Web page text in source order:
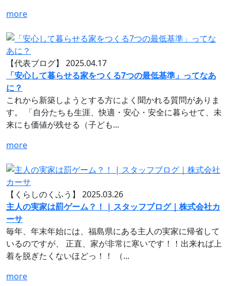
more
【代表ブログ】 2025.04.17
「安心して暮らせる家をつくる7つの最低基準」ってなあ
に？
これから新築しようとする方によく聞かれる質問がありま
す。 「自分たちも生涯、快適・安心・安全に暮らせて、未
来にも価値が残せる（子ども...
more
【くらしのくふう】 2025.03.26
主人の実家は罰ゲーム？！ | スタッフブログ｜株式会社カ
ーサ
毎年、年末年始には、福島県にある主人の実家に帰省して
いるのですが、 正直、家が非常に寒いです！！出来れば上
着を脱ぎたくないほどっ！！ （...
more